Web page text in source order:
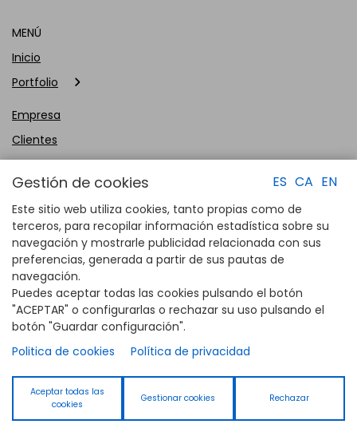
ES CA EN
Gestión de cookies
Este sitio web utiliza cookies, tanto propias como de
terceros, para recopilar información estadística sobre su
navegación y mostrarle publicidad relacionada con sus
preferencias, generada a partir de sus pautas de
navegación.
Puedes aceptar todas las cookies pulsando el botón
"ACEPTAR" o configurarlas o rechazar su uso pulsando el
botón "Guardar configuración".
Politica de cookies
Política de privacidad
Aceptar todas las
cookies
Gestionar cookies Rechazar
MENÚ
Inicio
Portfolio
Empresa
Clientes
Contacto
puntos de vista y las opiniones expresadas son únicamente los del autor
o autores y no reflejan necesariamente los de la Unión Europea o la
Comisión Europea. Ni la Unión Europea ni la Comisión Europea pueden ser
consideradas responsables de las mismas.